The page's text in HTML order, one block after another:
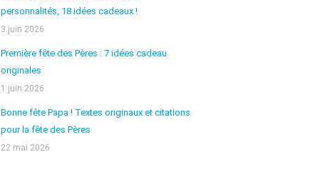
personnalités, 18 idées cadeaux !
3 juin 2026
Première fête des Pères : 7 idées cadeau
originales
1 juin 2026
Bonne fête Papa ! Textes originaux et citations
pour la fête des Pères
22 mai 2026